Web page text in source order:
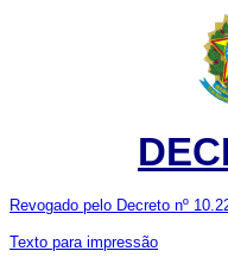
Revogado pelo Decreto nº
Texto para impressão